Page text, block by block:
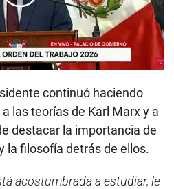
continuó haciendo
las teorías de Karl Marx y a
destacar la importancia de
la filosofía detrás de ellos.
acostumbrada a estudiar, le